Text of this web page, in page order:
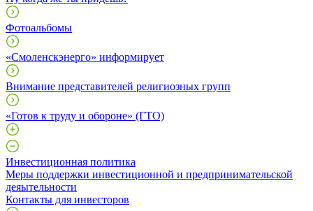
Фотоальбомы
«Смоленскэнерго» информирует
Внимание представителей религиозных групп
«Готов к труду и обороне» (ГТО)
Инвестиционная политика
Меры поддержки инвестиционной и предпринимательской
деяытельности
Контакты для инвесторов